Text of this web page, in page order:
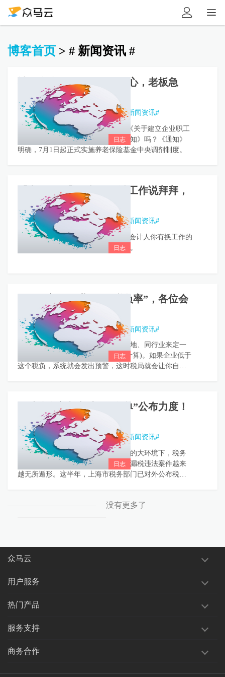
 
博客首页 > # 新闻资讯 #
社保个税再调整，员工开心，老板急
了，会计应该这样做！
众马网客服•2018年08月29日•#新闻资讯#
还记得6月13日，国务院正式发布的《关于建立企业职工
基本养老保险基金中央调剂制度的通知》吗？《通知》
明确，7月1日起正式实施养老保险基金中央调剂制度。
【离职攻略】不想跟会计工作说拜拜，
这10个交接要点需牢记！
众马网客服•2018年08月29日•#新闻资讯#
“金九银十”跳槽高峰期马上就到了，会计人你有换工作的
打算吗？跳槽是升职加薪的绝佳机会。
2018最新各行业“预警税负率”，各位会
计人收好了！
众马网客服•2018年08月29日•#新闻资讯#
不同行业，不同地区，税局会根据当地、同行业来定一
个税负，即应该交多少税(用百分比计算)。如果企业低于
这个税负，系统就会发出预警，这时税局就会让你自
各地税务部门加大“黑名单”公布力度！
会计人，你还安全吗？
众马网客服•2018年08月29日•#新闻资讯#
今年以来，在金税三期、国地税合并的大环境下，税务
机关的稽查手段进一步提升，各种偷漏税违法案件越来
越无所遁形。这半年，上海市税务部门已对外公布税
没有更多了
众马云
用户服务
热门产品
服务支持
商务合作